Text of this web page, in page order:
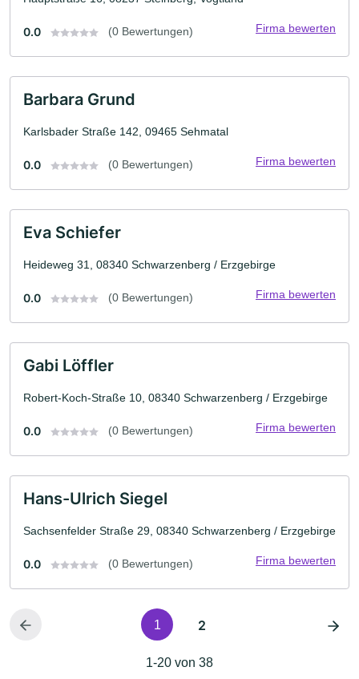
0.0 (0 Bewertungen) Firma bewerten
Barbara Grund
Karlsbader Straße 142, 09465 Sehmatal
0.0 (0 Bewertungen) Firma bewerten
Eva Schiefer
Heideweg 31, 08340 Schwarzenberg / Erzgebirge
0.0 (0 Bewertungen) Firma bewerten
Gabi Löffler
Robert-Koch-Straße 10, 08340 Schwarzenberg / Erzgebirge
0.0 (0 Bewertungen) Firma bewerten
Hans-Ulrich Siegel
Sachsenfelder Straße 29, 08340 Schwarzenberg / Erzgebirge
0.0 (0 Bewertungen) Firma bewerten
1 2
1-20 von 38